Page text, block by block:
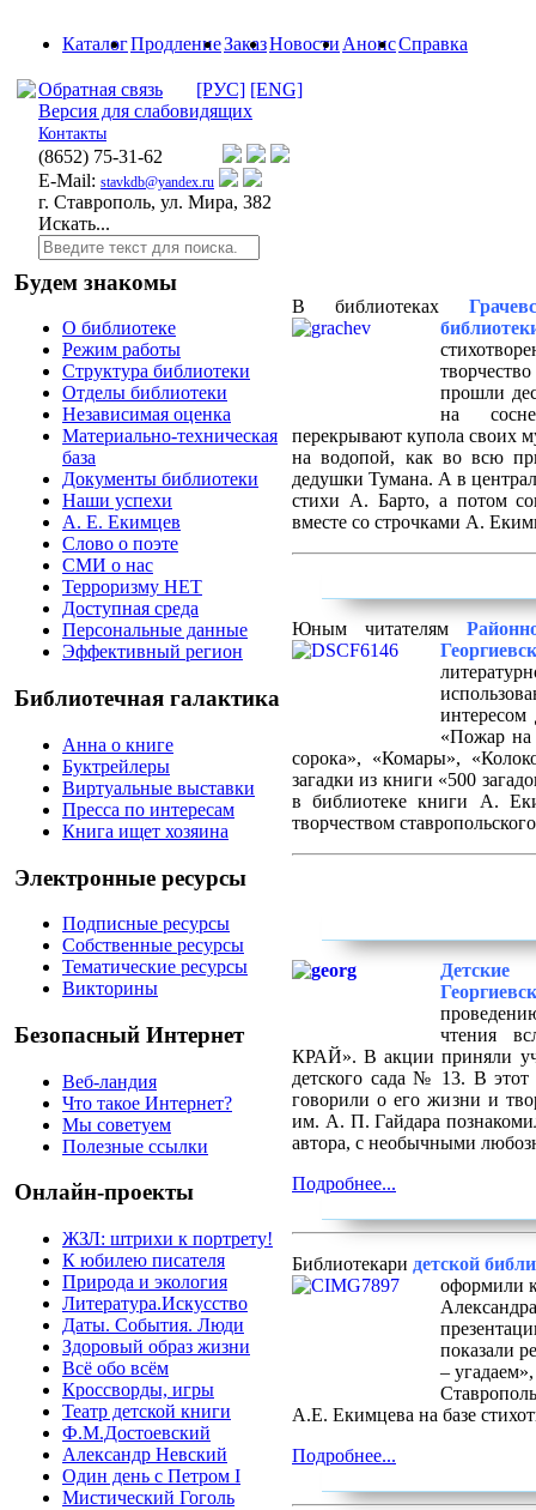
КаталогПродлениеЗаказНовости АнонсСправка
Обратная связь [РУС] [ENG]
Версия для слабовидящих
Контакты
(8652) 75-31-62
E-Mail: stavkdb@yandex.ru
г. Ставрополь, ул. Мира, 382
Искать...
Будем знакомы
О библиотеке
Режим работы
Структура библиотеки
Отделы библиотеки
Независимая оценка
Материально-техническая
база
Документы библиотеки
Наши успехи
А. Е. Екимцев
Слово о поэте
СМИ о нас
Терроризму НЕТ
Доступная среда
Персональные данные
Эффективный регион
Библиотечная галактика
Анна о книге
Буктрейлеры
Виртуальные выставки
Пресса по интересам
Книга ищет хозяина
Электронные ресурсы
Подписные ресурсы
Собственные ресурсы
Тематические ресурсы
Викторины
Безопасный Интернет
Веб-ландия
Что такое Интернет?
Мы советуем
Полезные ссылки
Онлайн-проекты
ЖЗЛ: штрихи к портрету!
К юбилею писателя
Природа и экология
Литература.Искусство
Даты. События. Люди
Здоровый образ жизни
Всё обо всём
Кроссворды, игры
Театр детской книги
Ф.М.Достоевский
Александр Невский
Один день с Петром I
Мистический Гоголь
В библиотеках
прошли
на
перекрывают купола своих
на водопой, как во всю
дедушки Тумана. А в
стихи А. Барто, а потом
вместе со строчками А.
Юным читателям
«Пожар на
сорока», «Комары»,
загадки из книги «500
в библиотеке книги А.
творчеством
чтения
КРАЙ». В акции приняли
детского сада № 13. В этот
говорили о его жизни и
им. А. П. Гайдара
автора, с необычными
Подробнее...
Библиотекари детской
оформили
показали
–
А.Е. Екимцева на базе
Подробнее...